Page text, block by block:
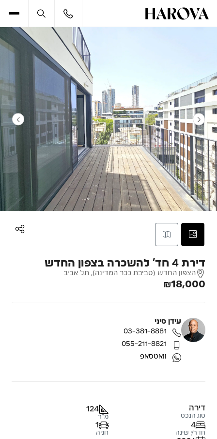
דירת 4 חד’ להשכרה בצפון החדש
הצפון החדש (סביבת ככר המדינה), תל אביב
₪18,000
עידן סיני
03-381-8881
055-211-8821
וואטסאפ
דירה
סוג הנכס
124
מ"ר
4
חדר/י שינה
1
חניה